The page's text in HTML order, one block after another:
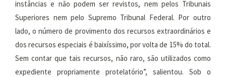
instâncias e não podem ser revistos, nem pelos Tribunais
Superiores nem pelo Supremo Tribunal Federal. Por outro
lado, o número de provimento dos recursos extraordinários e
dos recursos especiais é baixíssimo, por volta de 15% do total.
Sem contar que tais recursos, não raro, são utilizados como
expediente propriamente protelatório”, salientou. Sob o